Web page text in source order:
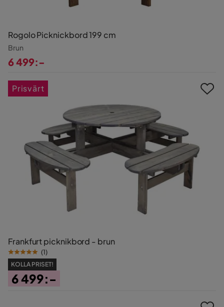
Rogolo Picknickbord 199 cm
Brun
6 499:-
Frankfurt picknikbord - brun
(1)
KOLLA PRISET!
6 499:-
Prisvärt